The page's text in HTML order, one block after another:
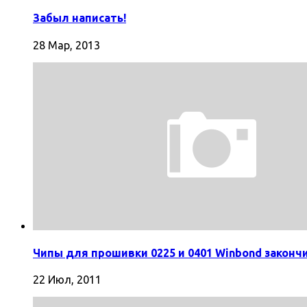
Забыл написать!
28 Мар, 2013
Чипы для прошивки 0225 и 0401 Winbond
22 Июл, 2011